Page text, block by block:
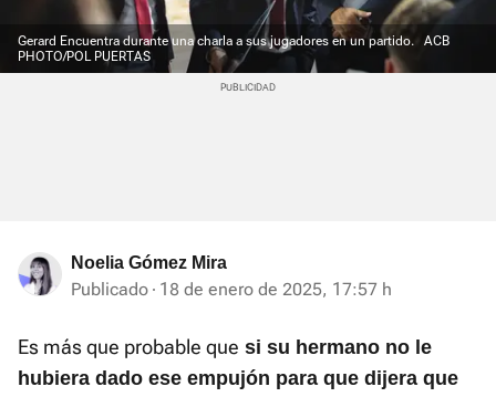
Gerard Encuentra durante una charla a sus jugadores en un partido. ACB
PHOTO/POL PUERTAS
Noelia Gómez Mira
Publicado 18 de enero de 2025, 17:57 h
Es más que probable que si su hermano no le
hubiera dado ese empujón para que dijera que